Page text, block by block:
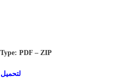
PDF – ZIP